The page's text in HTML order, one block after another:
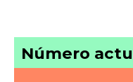
Número